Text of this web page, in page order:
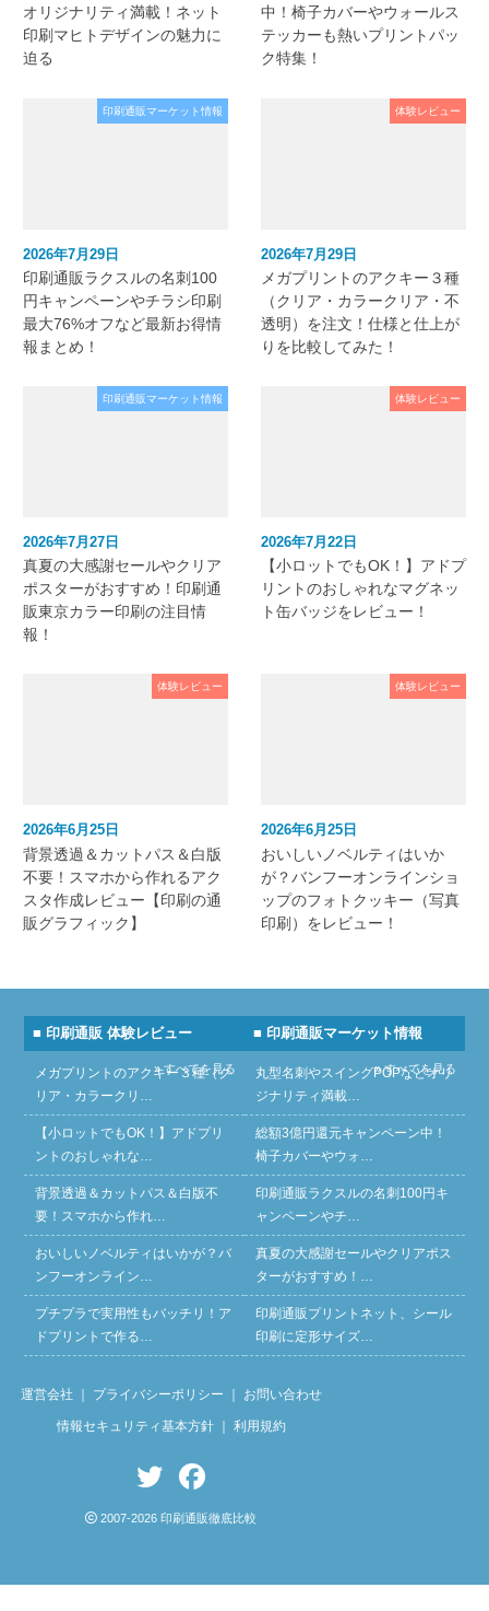
オリジナリティ満載！ネット
印刷マヒトデザインの魅力に
迫る
中！椅子カバーやウォールス
テッカーも熱いプリントパッ
ク特集！
印刷通販マーケット情報
2026年7月29日
印刷通販ラクスルの名刺100
円キャンペーンやチラシ印刷
最大76%オフなど最新お得情
報まとめ！
体験レビュー
2026年7月29日
メガプリントのアクキー３種
（クリア・カラークリア・不
透明）を注文！仕様と仕上が
りを比較してみた！
印刷通販マーケット情報
2026年7月27日
真夏の大感謝セールやクリア
ポスターがおすすめ！印刷通
販東京カラー印刷の注目情
報！
体験レビュー
2026年7月22日
【小ロットでもOK！】アドプ
リントのおしゃれなマグネッ
ト缶バッジをレビュー！
体験レビュー
2026年6月25日
背景透過＆カットパス＆白版
不要！スマホから作れるアク
スタ作成レビュー【印刷の通
販グラフィック】
体験レビュー
2026年6月25日
おいしいノベルティはいか
が？バンフーオンラインショ
ップのフォトクッキー（写真
印刷）をレビュー！
■ 印刷通販 体験レビュー
» すべてを見る
メガプリントのアクキー３種（ク
リア・カラークリ…
【小ロットでもOK！】アドプリ
ントのおしゃれな…
背景透過＆カットパス＆白版不
要！スマホから作れ…
おいしいノベルティはいかが？バ
ンフーオンライン…
プチプラで実用性もバッチリ！ア
ドプリントで作る…
■ 印刷通販マーケット情報
» すべてを見る
丸型名刺やスイングPOPなどオリ
ジナリティ満載…
総額3億円還元キャンペーン中！
椅子カバーやウォ…
印刷通販ラクスルの名刺100円キ
ャンペーンやチ…
真夏の大感謝セールやクリアポス
ターがおすすめ！…
印刷通販プリントネット、シール
印刷に定形サイズ…
運営会社 プライバシーポリシー お問い合わせ
情報セキュリティ基本方針｜ 利用規約
2007-2026 印刷通販徹底比較